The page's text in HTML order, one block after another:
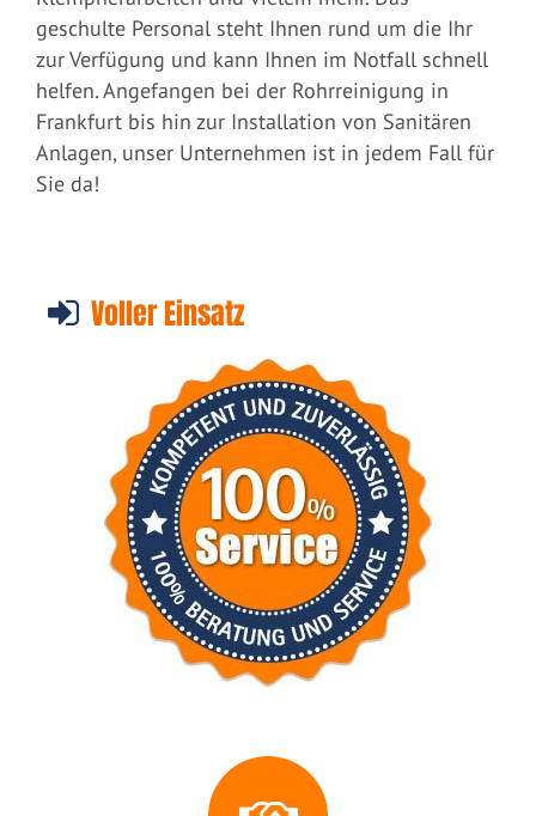
geschulte Personal steht Ihnen rund um die Ihr
zur Verfügung und kann Ihnen im Notfall schnell
helfen. Angefangen bei der Rohrreinigung in
Frankfurt bis hin zur Installation von Sanitären
Anlagen, unser Unternehmen ist in jedem Fall für
Sie da!
Voller Einsatz